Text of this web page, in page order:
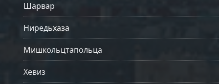
Шарвар
Ниредьхаза
Мишкольцтапольца
Хевиз